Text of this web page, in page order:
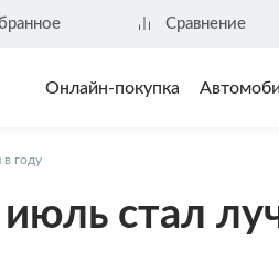
Сравнение
Онлайн-покупка
году
стал